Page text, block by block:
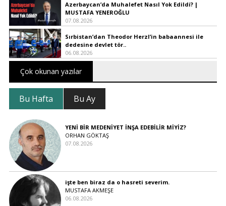
Azerbaycan’da Muhalefet Nasıl Yok Edildi? |
MUSTAFA YENEROĞLU
07.08.2026
Sırbistan’dan Theodor Herzl’in babaannesi ile
dedesine devlet tör..
06.08.2026
Çok okunan yazılar
Bu Hafta Bu Ay
YENİ BİR MEDENİYET İNŞA EDEBİLİR MİYİZ?
ORHAN GÖKTAŞ
07.08.2026
işte ben biraz da o hasreti severim.
MUSTAFA AKMEŞE
06.08.2026